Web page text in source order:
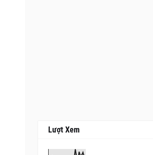
Lượt Xem